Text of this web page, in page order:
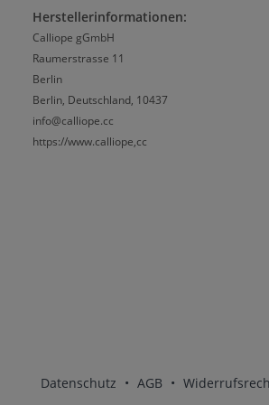
Herstellerinformationen:
Calliope gGmbH
Raumerstrasse 11
Berlin
Berlin, Deutschland, 10437
info@calliope.cc
https://www.calliope,cc
Datenschutz • AGB •